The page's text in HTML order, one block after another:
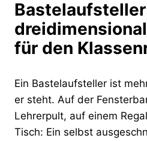
Bastelaufsteller
für den
Ein Bastelaufsteller ist
er steht. Auf der
Lehrerpult, auf einem
Tisch: Ein selbst